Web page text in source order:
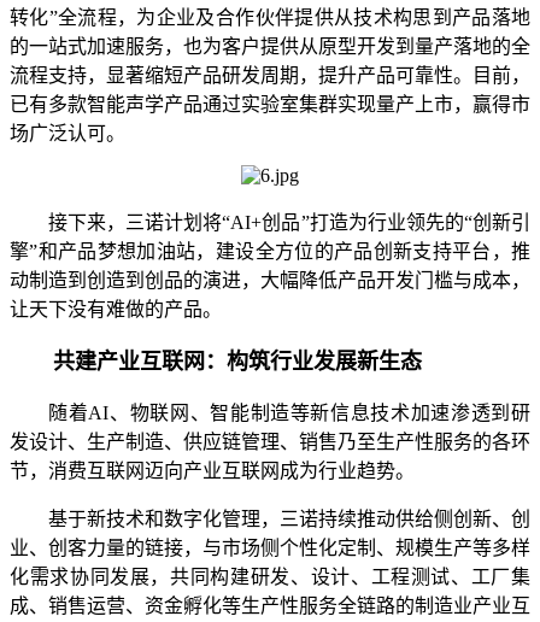
转化”全流程，为企业及合作伙伴提供从技术构思到产品落地
的一站式加速服务，也为客户提供从原型开发到量产落地的全
流程支持，显著缩短产品研发周期，提升产品可靠性。目前，
已有多款智能声学产品通过实验室集群实现量产上市，赢得市
场广泛认可。
接下来，三诺计划将“AI+创品”打造为行业领先的“创新引
擎”和产品梦想加油站，建设全方位的产品创新支持平台，推
动制造到创造到创品的演进，大幅降低产品开发门槛与成本，
让天下没有难做的产品。
共建产业互联网：构筑行业发展新生态
随着AI、物联网、智能制造等新信息技术加速渗透到研
发设计、生产制造、供应链管理、销售乃至生产性服务的各环
节，消费互联网迈向产业互联网成为行业趋势。
基于新技术和数字化管理，三诺持续推动供给侧创新、创
业、创客力量的链接，与市场侧个性化定制、规模生产等多样
化需求协同发展，共同构建研发、设计、工程测试、工厂集
成、销售运营、资金孵化等生产性服务全链路的制造业产业互